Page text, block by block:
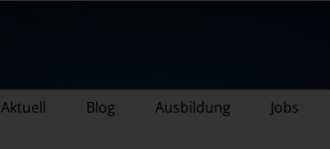
Aktuell Blog Ausbildung Jobs